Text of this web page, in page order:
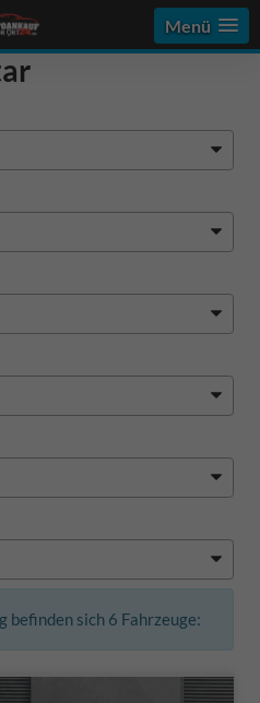
Menü
befinden sich 6 Fahrzeuge: